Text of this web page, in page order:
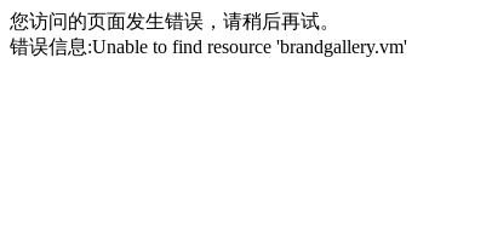
您访问的页面发生错误，请稍后再试。
错误信息:Unable to find resource 'brandgallery.vm'